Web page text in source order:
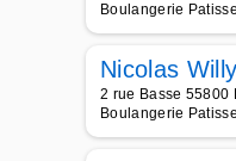
Boulangerie
Nicolas Willy
2 rue Basse 55800
Boulangerie